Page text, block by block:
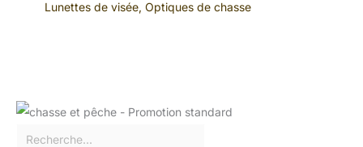
Lunettes de visée, Optiques de chasse